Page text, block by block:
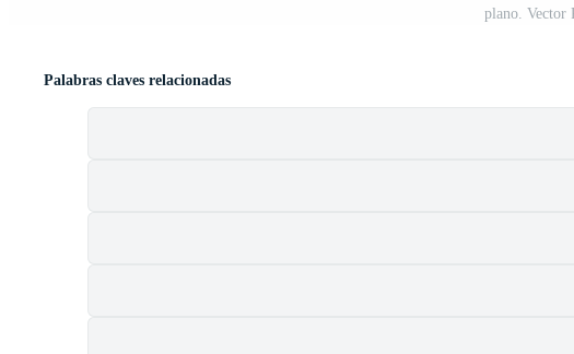
plano. Vector
Palabras claves relacionadas